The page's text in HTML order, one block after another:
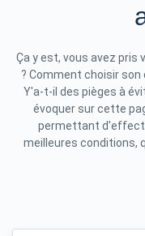
Ça y est, vous avez pris
? Comment choisir son
Y'a-t-il des pièges à
évoquer sur cette
permettant
meilleures conditions,